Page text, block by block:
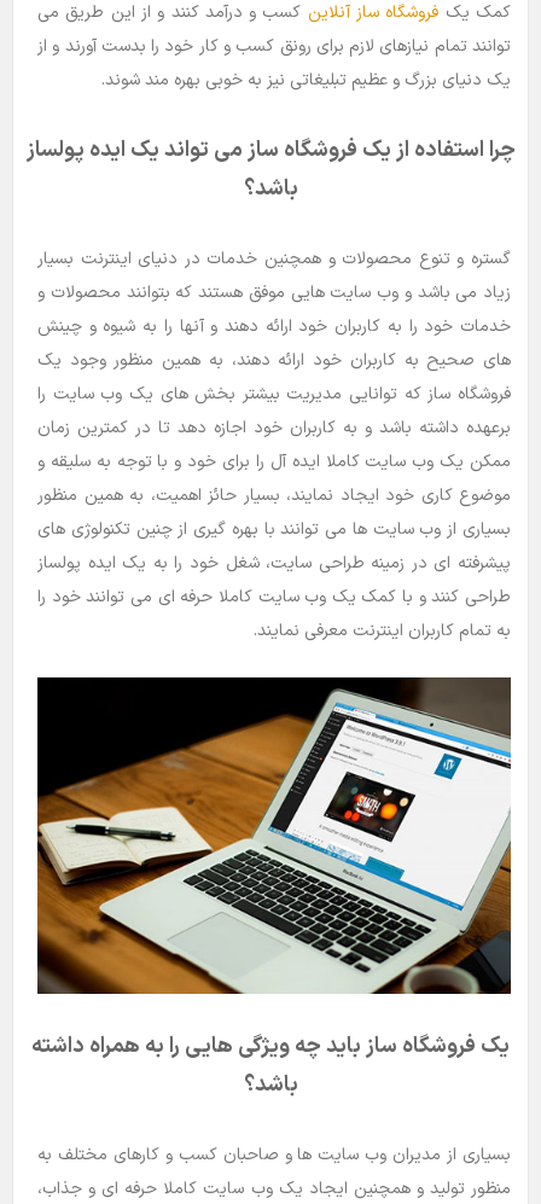
کمک یک فروشگاه ساز آنلاین کسب و درآمد کنند و از این طریق می
توانند تمام نیازهای لازم برای رونق کسب و کار خود را بدست آورند و از
یک دنیای بزرگ و عظیم تبلیغاتی نیز به خوبی بهره مند شوند.
چرا استفاده از یک فروشگاه ساز می تواند یک ایده پولساز
باشد؟
گستره و تنوع محصولات و همچنین خدمات در دنیای اینترنت بسیار
زیاد می باشد و وب سایت هایی موفق هستند که بتوانند محصولات و
خدمات خود را به کاربران خود ارائه دهند و آنها را به شیوه و چینش
های صحیح به کاربران خود ارائه دهند، به همین منظور وجود یک
فروشگاه ساز که توانایی مدیریت بیشتر بخش های یک وب سایت را
برعهده داشته باشد و به کاربران خود اجازه دهد تا در کمترین زمان
ممکن یک وب سایت کاملا ایده آل را برای خود و با توجه به سلیقه و
موضوع کاری خود ایجاد نمایند، بسیار حائز اهمیت، به همین منظور
بسیاری از وب سایت ها می توانند با بهره گیری از چنین تکنولوژی های
پیشرفته ای در زمینه طراحی سایت، شغل خود را به یک ایده پولساز
طراحی کنند و با کمک یک وب سایت کاملا حرفه ای می توانند خود را
به تمام کاربران اینترنت معرفی نمایند.
یک فروشگاه ساز باید چه ویژگی هایی را به همراه داشته
باشد؟
بسیاری از مدیران وب سایت ها و صاحبان کسب و کارهای مختلف به
منظور تولید و همچنین ایجاد یک وب سایت کاملا حرفه ای و جذاب،